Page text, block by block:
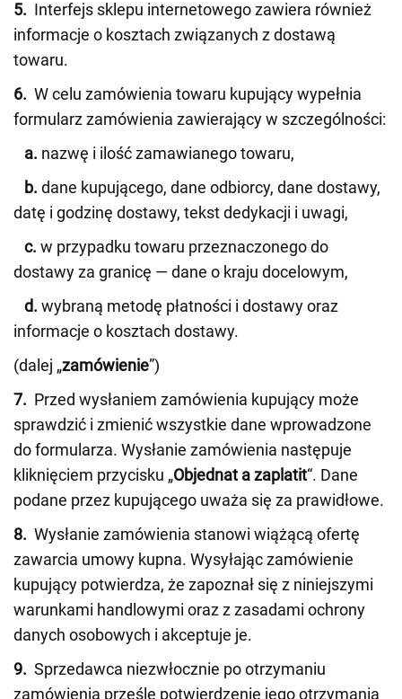
5. Interfejs sklepu internetowego zawiera również
informacje o kosztach związanych z dostawą
towaru.
6. W celu zamówienia towaru kupujący wypełnia
formularz zamówienia zawierający w szczególności:
a. nazwę i ilość zamawianego towaru,
b. dane kupującego, dane odbiorcy, dane dostawy,
datę i godzinę dostawy, tekst dedykacji i uwagi,
c. w przypadku towaru przeznaczonego do
dostawy za granicę — dane o kraju docelowym,
d. wybraną metodę płatności i dostawy oraz
informacje o kosztach dostawy.
(dalej „zamówienie”)
7. Przed wysłaniem zamówienia kupujący może
sprawdzić i zmienić wszystkie dane wprowadzone
do formularza. Wysłanie zamówienia następuje
kliknięciem przycisku „Objednat a zaplatit“. Dane
podane przez kupującego uważa się za prawidłowe.
8. Wysłanie zamówienia stanowi wiążącą ofertę
zawarcia umowy kupna. Wysyłając zamówienie
kupujący potwierdza, że zapoznał się z niniejszymi
warunkami handlowymi oraz z zasadami ochrony
danych osobowych i akceptuje je.
9. Sprzedawca niezwłocznie po otrzymaniu
zamówienia prześle potwierdzenie jego otrzymania